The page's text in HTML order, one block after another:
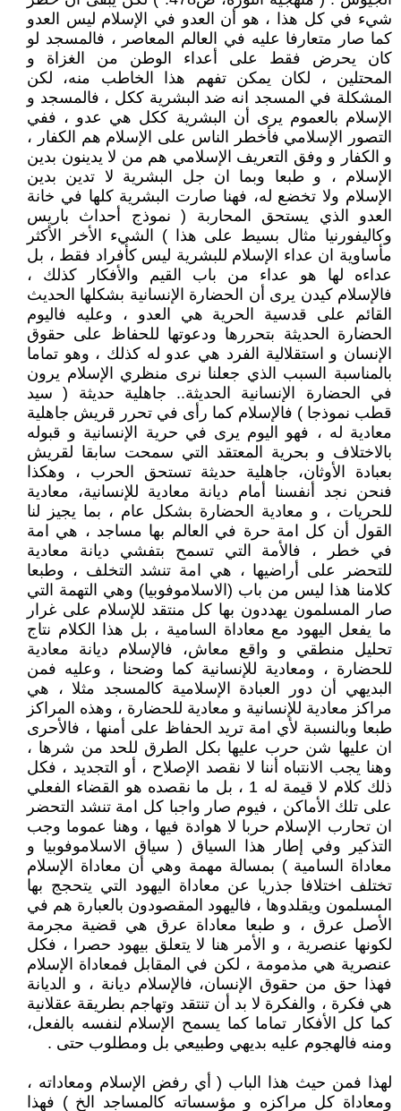
شيء في كل هذا ، هو أن العدو في الإسلام ليس العدو
كما صار متعارفا عليه في العالم المعاصر ، فالمسجد لو
كان يحرض فقط على أعداء الوطن من الغزاة و
المحتلين ، لكان يمكن تفهم هذا الخاطب منه، لكن
المشكلة في المسجد انه ضد البشرية ككل ، فالمسجد و
الإسلام بالعموم يرى أن البشرية ككل هي عدو ، ففي
التصور الإسلامي فأخطر الناس على الإسلام هم الكفار ،
و الكفار و وفق التعريف الإسلامي هم من لا يدينون بدين
الإسلام ، و طبعا وبما ان جل البشرية لا تدين بدين
الإسلام ولا تخضع له، فهنا صارت البشرية كلها في خانة
العدو الذي يستحق المحاربة ( نموذج أحداث باريس
وكاليفورنيا مثال بسيط على هذا ) الشيء الأخر الأكثر
مأساوية ان عداء الإسلام للبشرية ليس كأفراد فقط ، بل
عداءه لها هو عداء من باب القيم والأفكار كذلك ،
فالإسلام كيدن يرى أن الحضارة الإنسانية بشكلها الحديث
القائم على قدسية الحرية هي العدو ، وعليه فاليوم
الحضارة الحديثة بتحررها ودعوتها للحفاظ على حقوق
الإنسان و استقلالية الفرد هي عدو له كذلك ، وهو تماما
بالمناسبة السبب الذي جعلنا نرى منظري الإسلام يرون
في الحضارة الإنسانية الحديثة.. جاهلية حديثة ( سيد
قطب نموذجا ) فالإسلام كما رأى في تحرر قريش جاهلية
معادية له ، فهو اليوم يرى في حرية الإنسانية و قبوله
بالاختلاف و بحرية المعتقد التي سمحت سابقا لقريش
بعبادة الأوثان، جاهلية حديثة تستحق الحرب ، وهكذا
فنحن نجد أنفسنا أمام ديانة معادية للإنسانية، معادية
للحريات ، و معادية الحضارة بشكل عام ، بما يجيز لنا
القول أن كل امة حرة في العالم بها مساجد ، هي امة
في خطر ، فالأمة التي تسمح بتفشي ديانة معادية
للتحضر على أراضيها ، هي امة تنشد التخلف ، وطبعا
كلامنا هذا ليس من باب (الاسلاموفوبيا) وهي التهمة التي
صار المسلمون يهددون بها كل منتقد للإسلام على غرار
ما يفعل اليهود مع معاداة السامية ، بل هذا الكلام نتاج
تحليل منطقي و واقع معاش، فالإسلام ديانة معادية
للحضارة ، ومعادية للإنسانية كما وضحنا ، وعليه فمن
البديهي أن دور العبادة الإسلامية كالمسجد مثلا ، هي
مراكز معادية للإنسانية و معادية للحضارة ، وهذه المراكز
طبعا وبالنسبة لأي امة تريد الحفاظ على أمنها ، فالأحرى
ان عليها شن حرب عليها بكل الطرق للحد من شرها ،
وهنا يجب الانتباه أننا لا نقصد الإصلاح ، أو التجديد ، فكل
ذلك كلام لا قيمة له 1 ، بل ما نقصده هو القضاء الفعلي
على تلك الأماكن ، فيوم صار واجبا كل امة تنشد التحضر
ان تحارب الإسلام حربا لا هوادة فيها ، وهنا عموما وجب
التذكير وفي إطار هذا السياق ( سياق الاسلاموفوبيا و
معاداة السامية ) بمسالة مهمة وهي أن معاداة الإسلام
تختلف اختلافا جذريا عن معاداة اليهود التي يتحجج بها
المسلمون ويقلدوها ، فاليهود المقصودون بالعبارة هم في
الأصل عرق ، و طبعا معاداة عرق هي قضية مجرمة
لكونها عنصرية ، و الأمر هنا لا يتعلق بيهود حصرا ، فكل
عنصرية هي مذمومة ، لكن في المقابل فمعاداة الإسلام
فهذا حق من حقوق الإنسان، فالإسلام ديانة ، و الديانة
هي فكرة ، والفكرة لا بد أن تنتقد وتهاجم بطريقة عقلانية
كما كل الأفكار تماما كما يسمح الإسلام لنفسه بالفعل،
ومنه فالهجوم عليه بديهي وطبيعي بل ومطلوب حتى .
لهذا فمن حيث هذا الباب ( أي رفض الإسلام ومعاداته ،
ومعاداة كل مراكزه و مؤسساته كالمساجد الخ ) فهذا